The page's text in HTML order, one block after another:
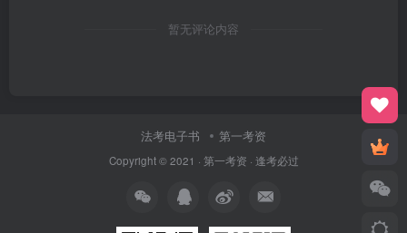
暂无评论内容
法考电子书 第一考资
Copyright © 2021 · 第一考资 · 逢考必过